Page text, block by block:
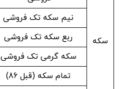
سکه
نیم سکه تک فروشی
ربع سکه تک فروشی
سکه گرمی تک فروشی
تمام سکه (قبل 86)